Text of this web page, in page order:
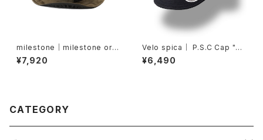
milestone｜milestone orig
inal cap MSC-025 Denali H
at（ブラウンブラウン）
¥7,920
Velo spica｜ P.S.C Cap "Cy
cling" col.Black
¥6,490
CATEGORY